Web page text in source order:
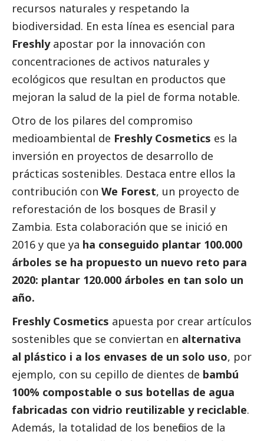
recursos naturales y respetando la
biodiversidad. En esta línea es esencial para
Freshlyapostar por la innovación con
concentraciones de activos naturales y
ecológicos que resultan en productos que
mejoran la salud de la piel de forma notable.
Otro de los pilares del compromiso
medioambiental de Freshly Cosmetics es la
inversión en proyectos de desarrollo de
prácticas sostenibles. Destaca entre ellos la
contribución con We Forest, un proyecto de
reforestación de los bosques de Brasil y
Zambia. Esta colaboración que se inició en
2016 y que ya ha conseguido plantar 100.000
árboles se ha propuesto un nuevo reto para
2020: plantar 120.000 árboles en tan solo un
año.
Freshly Cosmetics apuesta por crear artículos
sostenibles que se conviertan en alternativa
al plástico i a los envases de un solo uso, por
ejemplo, con su cepillo de dientes de bambú
100% compostable o sus botellas de agua
fabricadas con vidrio reutilizable y reciclable.
Además, la totalidad de los beneficios de la